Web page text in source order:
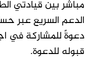
مباشر بين قيادتي
دعوةً للمشاركة في
قبوله للدعوة.